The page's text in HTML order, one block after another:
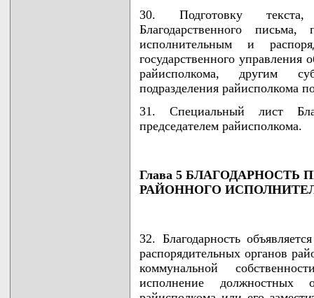
30. Подготовку текста,
Благодарственного
исполнительным и
государственного управления
райисполкома, другим
подразделения райисполкома
31. Специальный лист
председателем райисполкома.
Глава 5 БЛАГОДАРНОСТЬ
РАЙОННОГО
32. Благодарность
распорядительных органов
коммунальной
исполнение должностных